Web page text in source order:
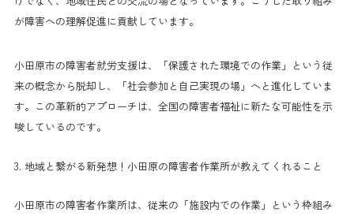
が障害への理解促進に貢献しています。
小田原市の障害者就労支援は、「保護された環境での作業」という従
来の概念から脱却し、「社会参加と自己実現の場」へと進化していま
す。この革新的アプローチは、全国の障害者福祉に新たな可能性を示
唆しているのです。
3. 地域と繋がる新発想！小田原の障害者作業所が教えてくれること
小田原市の障害者作業所は、従来の「施設内での作業」という枠組み